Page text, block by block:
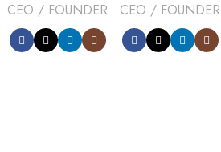
CEO / FOUNDER CEO / FOUNDER